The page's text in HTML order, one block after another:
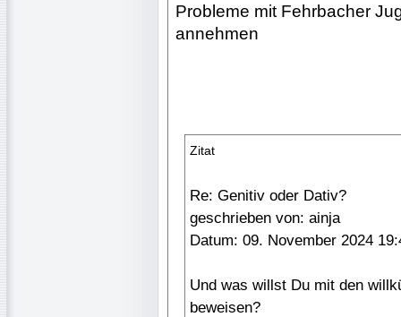
Probleme mit Fehrbacher
annehmen
Zitat
Re: Genitiv oder Dativ?
geschrieben von: ainja
Datum: 09. November 2024
Und was willst Du mit den
beweisen?